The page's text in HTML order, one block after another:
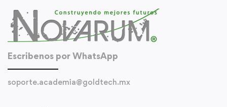
Escribenos por WhatsApp
soporte.academia@goldtech.mx